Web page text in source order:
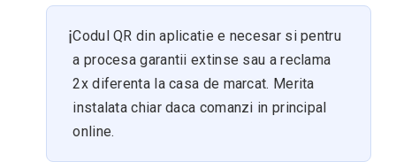
ℹ️Codul QR din aplicatie e necesar si pentru
a procesa garantii extinse sau a reclama
2x diferenta la casa de marcat. Merita
instalata chiar daca comanzi in principal
online.